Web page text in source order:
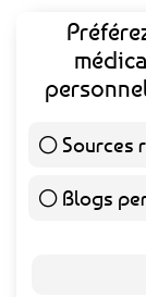
Sources
Blogs